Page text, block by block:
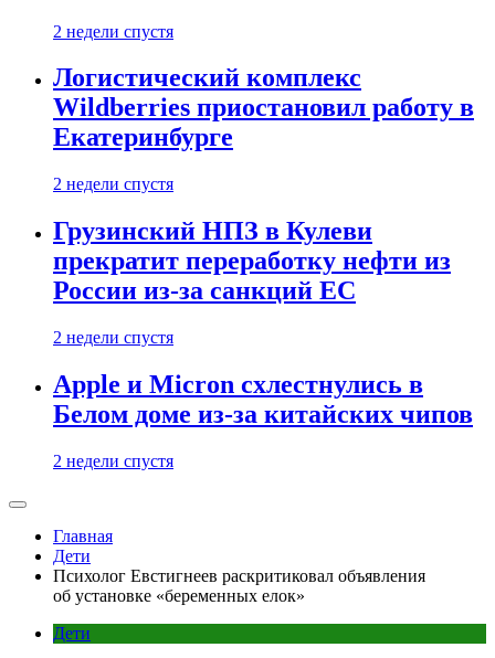
2 недели спустя
Логистический комплекс
Wildberries приостановил работу в
Екатеринбурге
2 недели спустя
Грузинский НПЗ в Кулеви
прекратит переработку нефти из
России из-за санкций ЕС
2 недели спустя
Apple и Micron схлестнулись в
Белом доме из-за китайских чипов
2 недели спустя
Главная
Дети
Психолог Евстигнеев раскритиковал объявления
об установке «беременных елок»
Дети